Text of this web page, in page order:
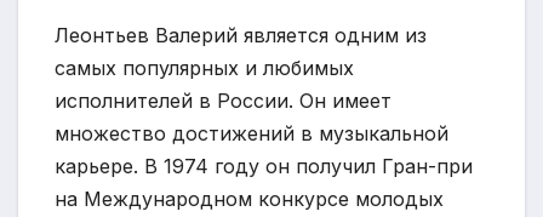
Леонтьев Валерий является одним из
самых популярных и любимых
исполнителей в России. Он имеет
множество достижений в музыкальной
карьере. В 1974 году он получил Гран-при
на Международном конкурсе молодых